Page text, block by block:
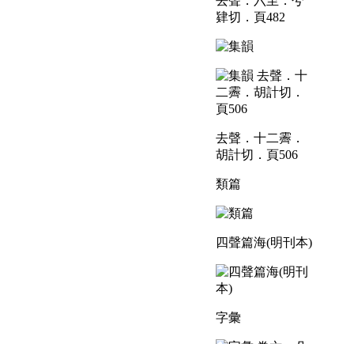
肄切．頁482
去聲．十二霽．
胡計切．頁506
類篇
四聲篇海(明刊本)
字彙